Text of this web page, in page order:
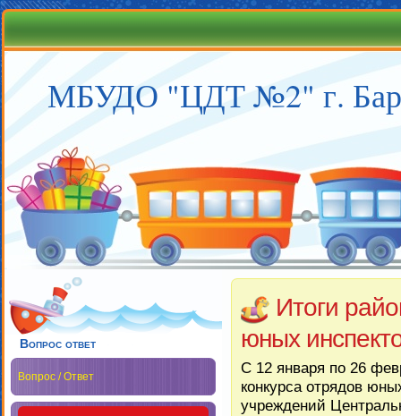
МБУДО "ЦДТ №2" г.
Вопрос ответ
Вопрос / Ответ
Итоги
юных
С 12 января по 26
конкурса отрядов
учреждений